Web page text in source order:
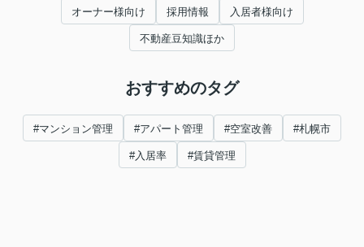
オーナー様向け 採用情報 入居者様向け
不動産豆知識ほか
おすすめのタグ
#マンション管理 #アパート管理 #空室改善 #札幌市
#入居率 #賃貸管理